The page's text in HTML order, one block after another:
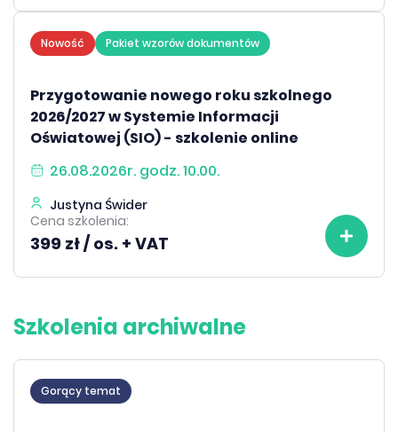
Nowość Pakiet wzorów dokumentów
Przygotowanie nowego roku szkolnego
2026/2027 w Systemie Informacji
Oświatowej (SIO) - szkolenie online
26.08.2026r. godz. 10.00.
Justyna Świder
Cena szkolenia:
399 zł / os. + VAT
Szkolenia archiwalne
Gorący temat